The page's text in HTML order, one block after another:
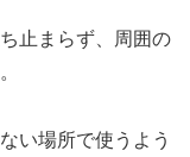
止まらず、周囲の
い場所で使うよう